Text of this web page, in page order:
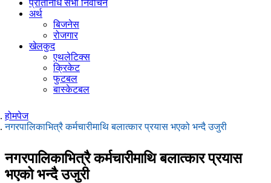
प्रतिनिधि सभा निर्वाचन
अर्थ
बिजनेस
रोजगार
खेलकुद
एथलेटिक्स
क्रिकेट
फुटबल
बास्केटबल
होमपेज
नगरपालिकाभित्रै कर्मचारीमाथि बलात्कार प्रयास भएको भन्दै उजुरी
नगरपालिकाभित्रै कर्मचारीमाथि बलात्कार प्रयास
भएको भन्दै उजुरी